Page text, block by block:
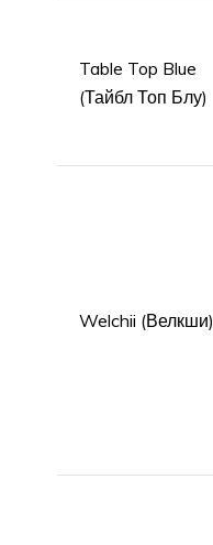
Table Top Blue
(Тайбл Топ Блу)
Welchii (Велкши)